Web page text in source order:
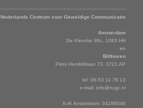
Nederlands Centrum voor Geweldige Communicatie
Amsterdam
De Klencke 99c, 1083 HH
en
Bilthoven
Prins Hendriklaan 73, 3721 AP
tel: 06-53 11 78 13
e-mail: info@ncgc.nl
KvK Amsterdam: 34298546